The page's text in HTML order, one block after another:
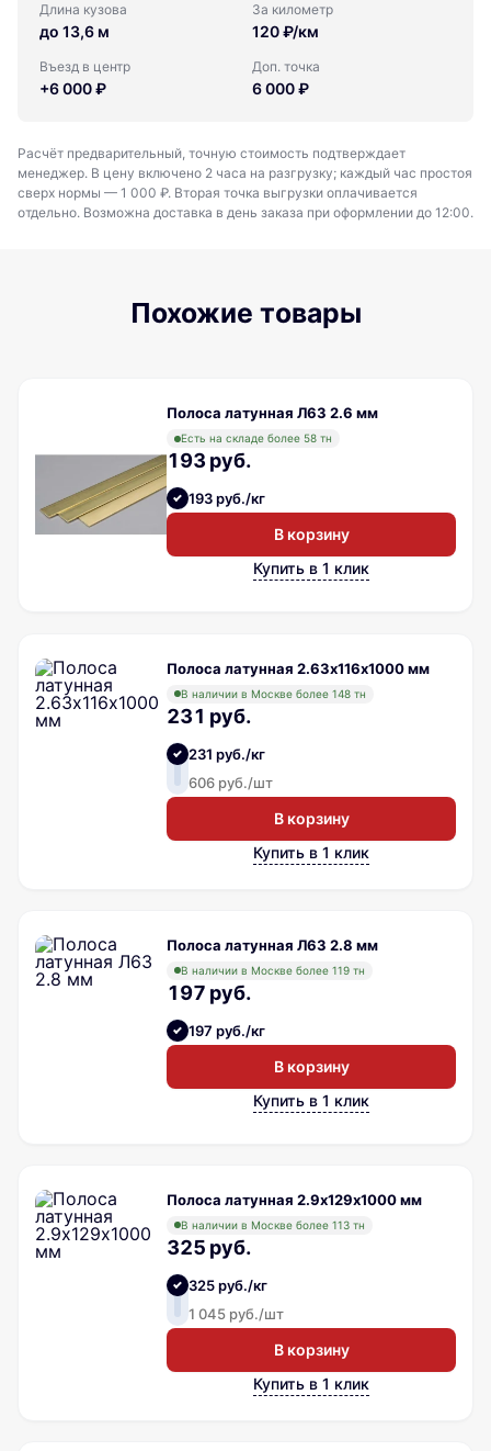
Длина кузова
до 13,6 м
За километр
120 ₽/км
Въезд в центр
+6 000 ₽
Доп. точка
6 000 ₽
Расчёт предварительный, точную стоимость подтверждает
менеджер. В цену включено 2 часа на разгрузку; каждый час простоя
сверх нормы — 1 000 ₽. Вторая точка выгрузки оплачивается
отдельно. Возможна доставка в день заказа при оформлении до 12:00.
Похожие товары
Полоса латунная Л63 2.6 мм
Есть на складе более 58 тн
193 руб.
193 руб./кг
В корзину
Купить в 1 клик
Полоса латунная 2.63х116х1000 мм
В наличии в Москве более 148 тн
231 руб.
231 руб./кг
606 руб./шт
В корзину
Купить в 1 клик
Полоса латунная Л63 2.8 мм
В наличии в Москве более 119 тн
197 руб.
197 руб./кг
В корзину
Купить в 1 клик
Полоса латунная 2.9х129х1000 мм
В наличии в Москве более 113 тн
325 руб.
325 руб./кг
1 045 руб./шт
В корзину
Купить в 1 клик